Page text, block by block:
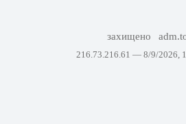
захищено
216.73.216.61 — 8/9/2026,